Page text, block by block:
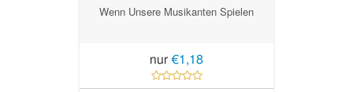
Wenn Unsere Musikanten Spielen
nur €1,18